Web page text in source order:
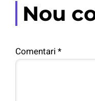
Nou
Comentari *